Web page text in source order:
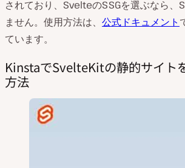
されており、SvelteのSSGを選ぶなら
ません。使用方法は、 公式ドキュメント
ています。
KinstaでSvelteKitの静的サイト
方法